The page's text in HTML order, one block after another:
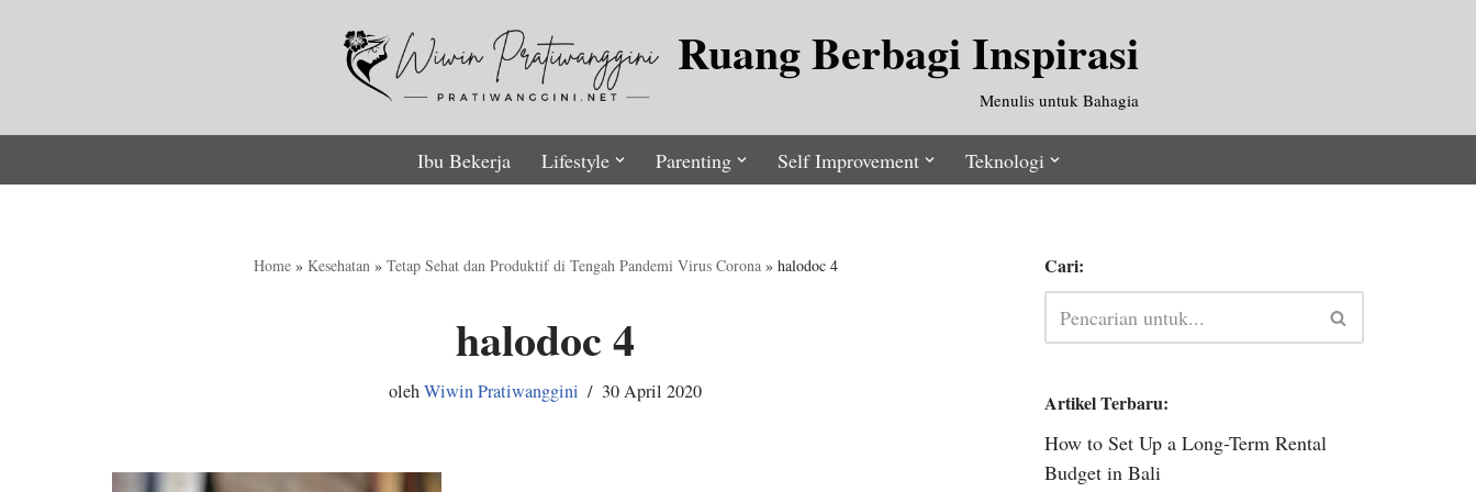
Ruang Berbagi Inspirasi
Menulis untuk Bahagia
Ibu Bekerja Lifestyle Parenting Self Improvement Teknologi
Home» Kesehatan» Tetap Sehat dan Produktif di Tengah Pandemi Virus Corona» halodoc 4
halodoc 4
olehWiwin Pratiwanggini 30 April 2020
Cari:
Artikel Terbaru:
How to Set Up a Long-Term Rental
Budget in Bali